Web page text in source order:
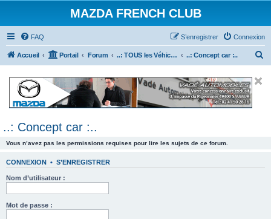
MAZDA FRENCH CLUB
FAQ Connexion
S’enregistrer
Accueil Portail Forum ..: TOUS les Véhicules MAZDA :.. ..: Concept car :..
e
..: Concept car :..
Vous n’avez pas les permissions requises pour lire les sujets de ce forum.
CONNEXION • S’ENREGISTRER
Nom d’utilisateur :
Mot de passe :